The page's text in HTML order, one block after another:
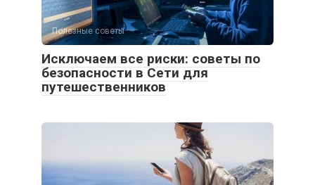
Полезные советы
Исключаем все риски: советы по
безопасности в Сети для
путешественников